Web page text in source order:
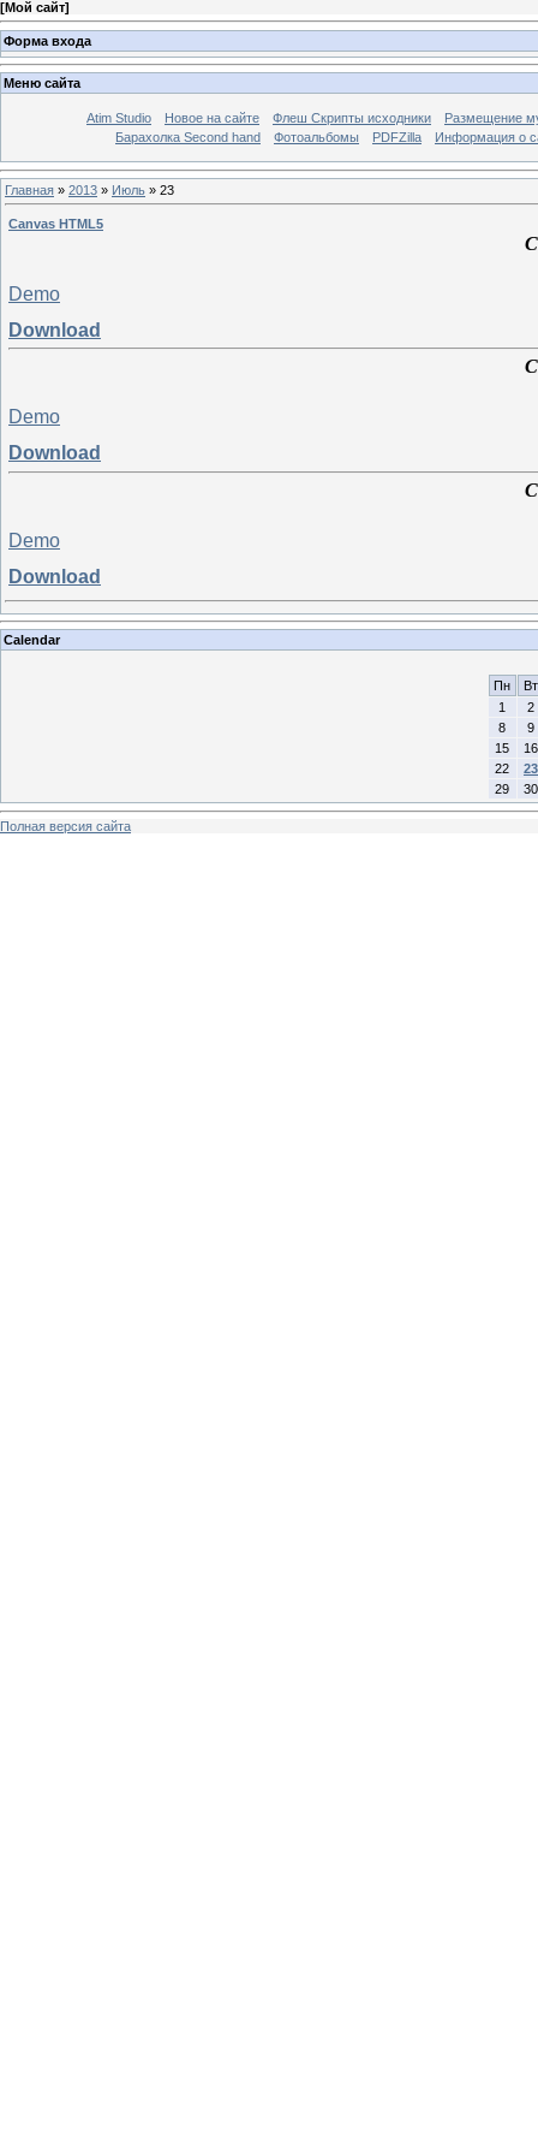
[Мой сайт]
Форма входа
Меню сайта
Atim Studio Новое на сайте Флеш Скрипты исходники
Размещение
Барахолка Second hand
Фотоальбомы PDFZilla Информация о
Главная » 2013 » Июль » 23
Canvas HTML5
Demo
Download
Demo
Download
Demo
Download
Calendar
Пн
Вт
1
2
8
9
15
16
22
23
29
30
Полная версия сайта